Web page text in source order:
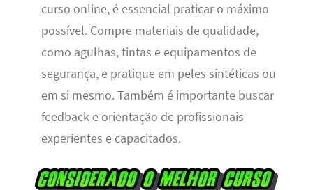
curso online, é essencial praticar o máximo
possível. Compre materiais de qualidade,
como agulhas, tintas e equipamentos de
segurança, e pratique em peles sintéticas ou
em si mesmo. Também é importante buscar
feedback e orientação de profissionais
experientes e capacitados.